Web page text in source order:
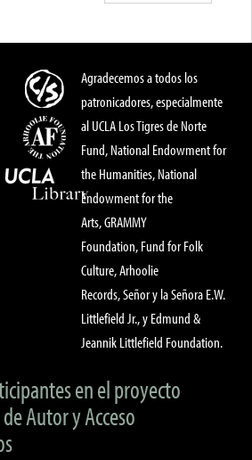
Agradecemos a todos los
patronicadores, especialmente
al UCLA Los Tigres de Norte
Fund, National Endowment for
the Humanities, National
Endowment for the
Arts, GRAMMY
Foundation, Fund for Folk
Culture, Arhoolie
Records, Señor y la Señora E.W.
Littlefield Jr., y Edmund &
Jeannik Littlefield Foundation.
en el proyecto
Autor y Acceso